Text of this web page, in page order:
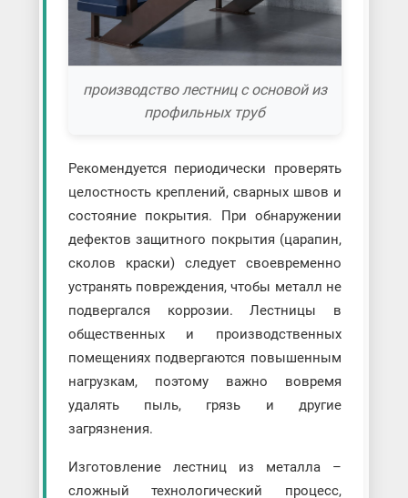
производство лестниц с основой из
профильных труб
Рекомендуется периодически проверять
целостность креплений, сварных швов и
состояние покрытия. При обнаружении
дефектов защитного покрытия (царапин,
сколов краски) следует своевременно
устранять повреждения, чтобы металл не
подвергался коррозии. Лестницы в
общественных и производственных
помещениях подвергаются повышенным
нагрузкам, поэтому важно вовремя
удалять пыль, грязь и другие
загрязнения.
Изготовление лестниц из металла –
сложный технологический процесс,